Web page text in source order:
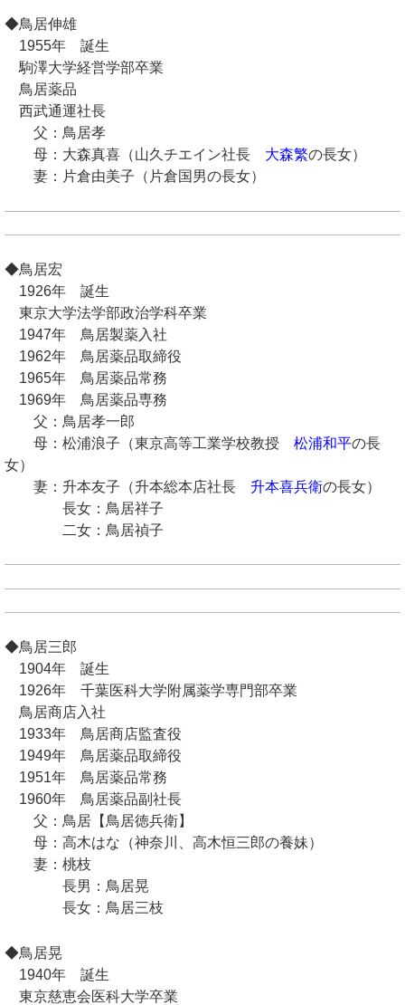
◆鳥居伸雄
1955年 誕生
駒澤大学経営学部卒業
鳥居薬品
西武通運社長
父：鳥居孝
母：大森真喜（山久チエイン社長 大森繁の長女）
妻：片倉由美子（片倉国男の長女）
◆鳥居宏
1926年 誕生
東京大学法学部政治学科卒業
1947年 鳥居製薬入社
1962年 鳥居薬品取締役
1965年 鳥居薬品常務
1969年 鳥居薬品専務
父：鳥居孝一郎
母：松浦浪子（東京高等工業学校教授 松浦和平の長
女）
妻：升本友子（升本総本店社長 升本喜兵衛の長女）
長女：鳥居祥子
二女：鳥居禎子
◆鳥居三郎
1904年 誕生
1926年 千葉医科大学附属薬学専門部卒業
鳥居商店入社
1933年 鳥居商店監査役
1949年 鳥居薬品取締役
1951年 鳥居薬品常務
1960年 鳥居薬品副社長
父：鳥居【鳥居徳兵衛】
母：高木はな（神奈川、高木恒三郎の養妹）
妻：桃枝
長男：鳥居晃
長女：鳥居三枝
◆鳥居晃
1940年 誕生
東京慈恵会医科大学卒業